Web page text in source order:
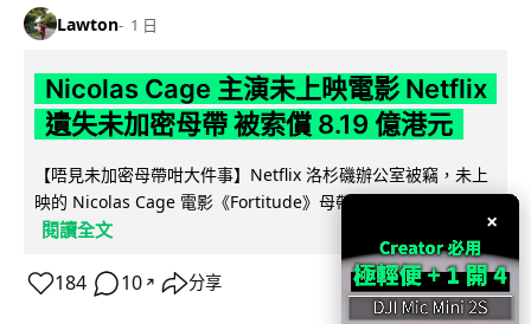
Lawton 1 日
Nicolas Cage 主演未上映電影 Netflix
遺失未加密母帶 被索償 8.19 億港元
【唔見未加密母帶咁大件事】Netflix 洛杉磯辦公室被竊，未上
映的 Nicolas Cage 電影《Fortitude》母帶亦告失蹤。電影...
閱讀全文
184 10 ↗ 分享
×